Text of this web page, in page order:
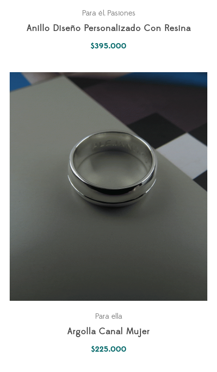
Para él, Pasiones
Anillo Diseño Personalizado Con Resina
$395.000
Para ella
Argolla Canal Mujer
$225.000